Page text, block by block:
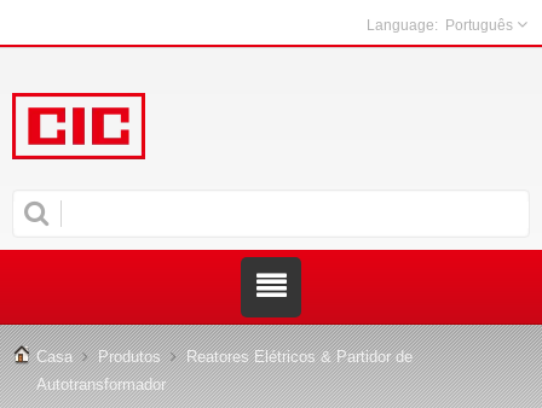
Português
Casa Produtos
Reatores Elétricos & Partidor de
Autotransformador